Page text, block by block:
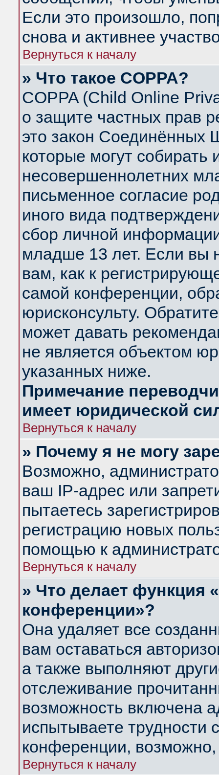
Если это произошло,
снова и активнее
Вернуться к началу
» Что такое COPPA?
COPPA (Child Online
о защите частных прав
это закон Соединённых
которые могут
несовершеннолетних
письменное согласие
иного вида
сбор личной
младше 13 лет. Если вы
вам, как к
самой конференции,
юрисконсульту.
может давать
не является объектом
указанных ниже.
Примечание
имеет юридической
Вернуться к началу
» Почему я не могу
Возможно,
ваш IP-адрес или
пытаетесь
регистрацию новых
помощью к
Вернуться к началу
» Что делает функция
конференции»?
Она удаляет все
вам оставаться
а также выполняют
отслеживание
возможность включена
испытываете трудности
конференции,
Вернуться к началу